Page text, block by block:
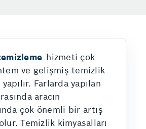
hizmeti çok
ve gelişmiş temizlik
Farlarda yapılan
aracın
çok önemli bir artış
Temizlik kimyasalları